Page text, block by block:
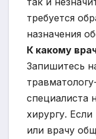
требуется
назначения
К какому
Запишитесь
специалиста
хирургу.
или врачу